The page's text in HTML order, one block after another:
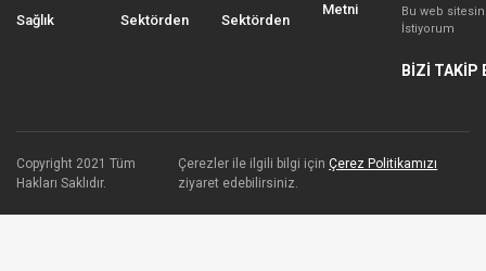
Sağlık
Sektörden
Sektörden
Metni
Bu web
İstiyorum
BİZİ TAKİP
Copyright 2021 Tüm
Hakları Saklıdır.
Çerezler ile ilgili bilgi içinÇerez Politikamızı
ziyaret edebilirsiniz.